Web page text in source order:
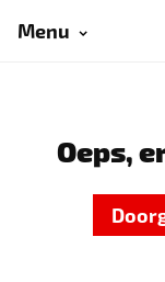
Menu
Oeps,